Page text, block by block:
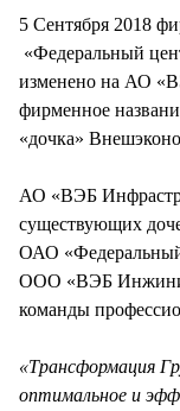
5 Сентября 2018
«Федеральный
изменено на АО
фирменное
«дочка»
АО «ВЭБ
существующих
ОАО «Федеральный
ООО «ВЭБ
команды
«Трансформация
оптимальное и